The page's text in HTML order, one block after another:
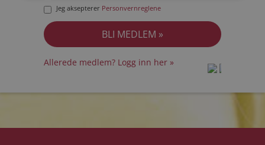
Jeg aksepterer Personvernreglene
Allerede medlem? Logg inn her »